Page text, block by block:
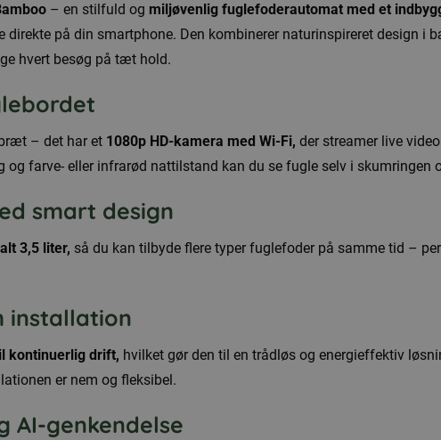
– en stilfuld og miljøvenlig fuglefoderautomat med et
direkte på din smartphone. Den kombinerer naturinspireret design i
hvert besøg på tæt hold.
– det har et 1080p HD-kamera med Wi-Fi, der streamer live
farve- eller infrarød nattilstand kan du se fugle selv i skumringen
smart design
3,5 liter, så du kan tilbyde flere typer fuglefoder på samme tid –
installation
kontinuerlig drift, hvilket gør den til en trådløs og energieffektiv
er nem og fleksibel.
AI-genkendelse